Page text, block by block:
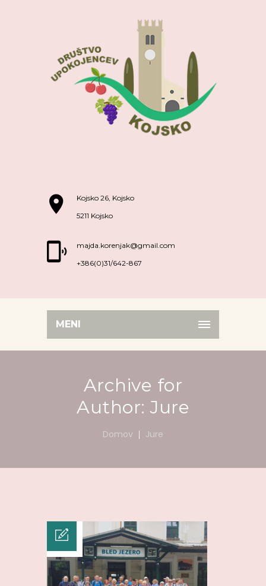
Kojsko 26, Kojsko
5211 Kojsko
majda.korenjak@gmail.com
+386(0)31/642-867
MENI
Archive for
Author: Jure
Domov Jure